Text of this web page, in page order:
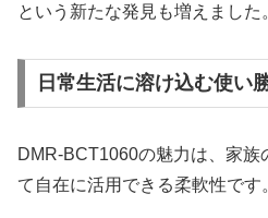
という新たな発見も増えました
日常生活に溶け込む使い
DMR-BCT1060の魅力は、家
て自在に活用できる柔軟性です